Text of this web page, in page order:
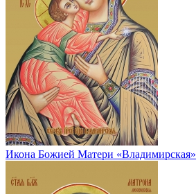
Икона Божией Матери «Владимирская»